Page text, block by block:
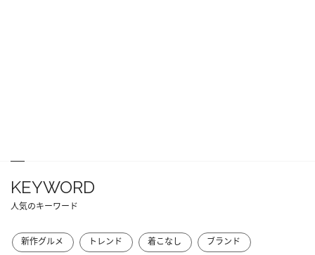
KEYWORD
人気のキーワード
新作グルメ トレンド 着こなし
ブランド